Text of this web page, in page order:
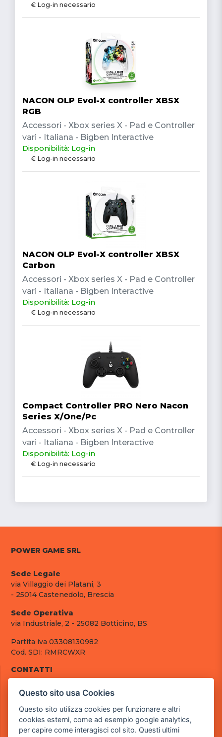
€ Log-in necessario
NACON OLP Evol-X controller XBSX
RGB
Accessori - Xbox series X - Pad e Controller
vari - Italiana - Bigben Interactive
Disponibilità: Log-in
€ Log-in necessario
NACON OLP Evol-X controller XBSX
Carbon
Accessori - Xbox series X - Pad e Controller
vari - Italiana - Bigben Interactive
Disponibilità: Log-in
€ Log-in necessario
Compact Controller PRO Nero Nacon
Series X/One/Pc
Accessori - Xbox series X - Pad e Controller
vari - Italiana - Bigben Interactive
Disponibilità: Log-in
€ Log-in necessario
POWER GAME SRL
Sede Legale
via Villaggio dei Platani, 3
- 25014 Castenedolo, Brescia
Sede Operativa
via Industriale, 2 - 25082 Botticino, BS
Partita iva 03308130982
Cod. SDI: RMRCWXR
CONTATTI
tel.: +39 030 376 2377
pec: powergamesrl@legalmail.it
LINK UTILI
Questo sito usa Cookies
Questo sito utilizza cookies per funzionare e altri
cookies esterni, come ad esempio google analytics,
per capire come interagisci col sito. Questi ultimi